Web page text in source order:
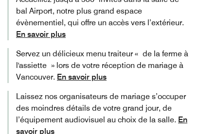
bal Airport, notre plus grand espace
évènementiel, qui offre un accès vers l’extérieur.
En savoir plus
Servez un délicieux menu traiteur « de la ferme à
l'assiette » lors de votre réception de mariage à
Vancouver. En savoir plus
Laissez nos organisateurs de mariage s’occuper
des moindres détails de votre grand jour, de
l’équipement audiovisuel au choix de la salle. En
savoir plus